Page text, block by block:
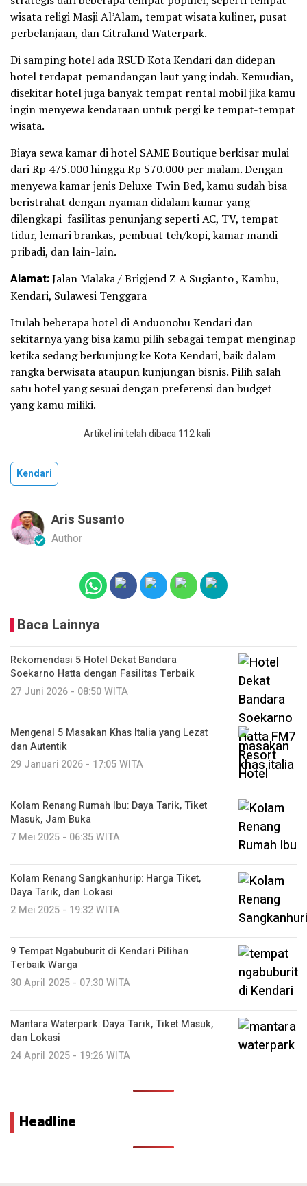
wisata religi Masji Al’Alam, tempat wisata kuliner, pusat
perbelanjaan, dan Citraland Waterpark.
Di samping hotel ada RSUD Kota Kendari dan didepan
hotel terdapat pemandangan laut yang indah. Kemudian,
disekitar hotel juga banyak tempat rental mobil jika kamu
ingin menyewa kendaraan untuk pergi ke tempat-tempat
wisata.
Biaya sewa kamar di hotel SAME Boutique berkisar mulai
dari Rp 475.000 hingga Rp 570.000 per malam. Dengan
menyewa kamar jenis Deluxe Twin Bed, kamu sudah bisa
beristrahat dengan nyaman didalam kamar yang
dilengkapi fasilitas penunjang seperti AC, TV, tempat
tidur, lemari brankas, pembuat teh/kopi, kamar mandi
pribadi, dan lain-lain.
Alamat:Jalan Malaka / Brigjend Z A Sugianto , Kambu,
Kendari, Sulawesi Tenggara
Itulah beberapa hotel di Anduonohu Kendari dan
sekitarnya yang bisa kamu pilih sebagai tempat menginap
ketika sedang berkunjung ke Kota Kendari, baik dalam
rangka berwisata ataupun kunjungan bisnis. Pilih salah
satu hotel yang sesuai dengan preferensi dan budget
yang kamu miliki.
Artikel ini telah dibaca 112 kali
Kendari
Aris Susanto
Author
Baca Lainnya
Rekomendasi 5 Hotel Dekat Bandara
Soekarno Hatta dengan Fasilitas Terbaik
27 Juni 2026 - 08:50 WITA
Mengenal 5 Masakan Khas Italia yang Lezat
dan Autentik
29 Januari 2026 - 17:05 WITA
Kolam Renang Rumah Ibu: Daya Tarik, Tiket
Masuk, Jam Buka
7 Mei 2025 - 06:35 WITA
Kolam Renang Sangkanhurip: Harga Tiket,
Daya Tarik, dan Lokasi
2 Mei 2025 - 19:32 WITA
9 Tempat Ngabuburit di Kendari Pilihan
Terbaik Warga
30 April 2025 - 07:30 WITA
Mantara Waterpark: Daya Tarik, Tiket Masuk,
dan Lokasi
24 April 2025 - 19:26 WITA
Headline